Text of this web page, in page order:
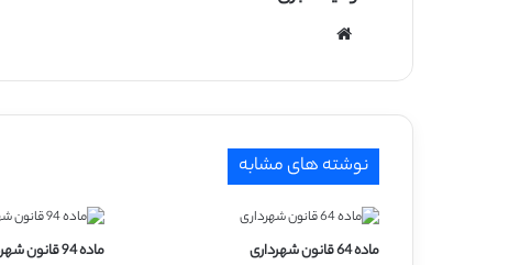
نوشته های مشابه
ماده 64 قانون شهرداری ماده 94 قانون شهرداری